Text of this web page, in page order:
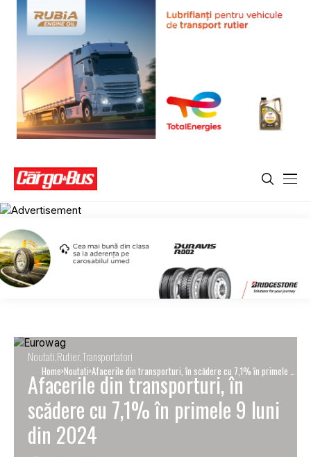
Home Noutati Afacerile din transporturi, în scădere cu 7,1% în primele 9
luni din 2024
Noutati RutierTransportatori
Afacerile din transporturi, în
scădere cu 7,1% în primele 9 luni
din 2024